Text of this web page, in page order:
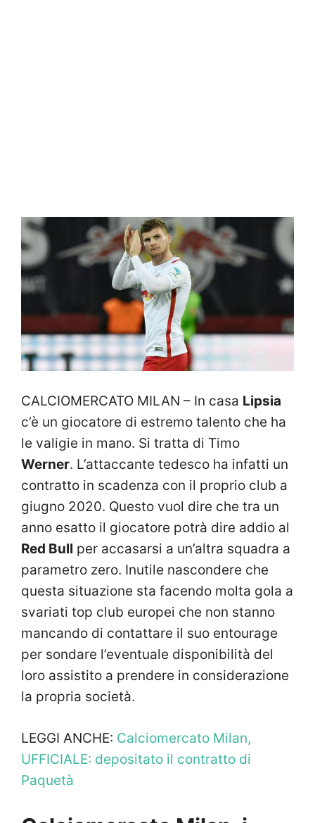
CALCIOMERCATO MILAN – In casa Lipsia
c’è un giocatore di estremo talento che ha
le valigie in mano. Si tratta di Timo
Werner. L’attaccante tedesco ha infatti un
contratto in scadenza con il proprio club a
giugno 2020. Questo vuol dire che tra un
anno esatto il giocatore potrà dire addio al
Red Bull per accasarsi a un’altra squadra a
parametro zero. Inutile nascondere che
questa situazione sta facendo molta gola a
svariati top club europei che non stanno
mancando di contattare il suo entourage
per sondare l’eventuale disponibilità del
loro assistito a prendere in considerazione
la propria società.
LEGGI ANCHE: Calciomercato Milan,
UFFICIALE: depositato il contratto di
Paquetà